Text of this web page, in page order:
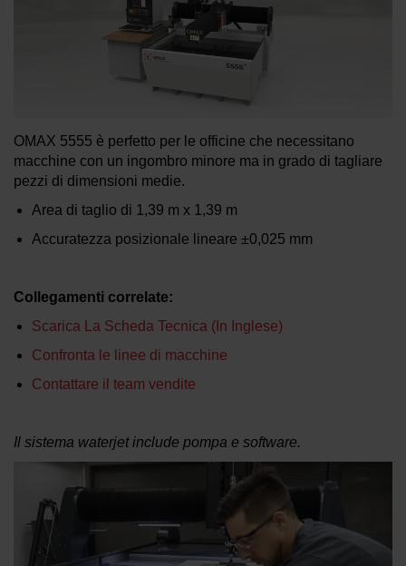
INFORMAZIONI SULLE MACCHINE
OMAX 5555 è perfetto per le officine che necessitano
macchine con un ingombro minore ma in grado di tagliare
pezzi di dimensioni medie.
Area di taglio di 1,39 m x 1,39 m
Accuratezza posizionale lineare ±0,025 mm
Collegamenti correlate:
Scarica La Scheda Tecnica (in Inglese)
Confronta le linee di macchine
Contattare il team vendite
Il sistema waterjet include pompa e software.